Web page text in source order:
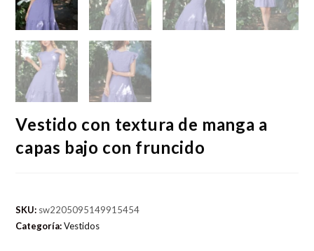
Vestido con textura de manga a
capas bajo con fruncido
SKU: sw2205095149915454
Categoría:Vestidos